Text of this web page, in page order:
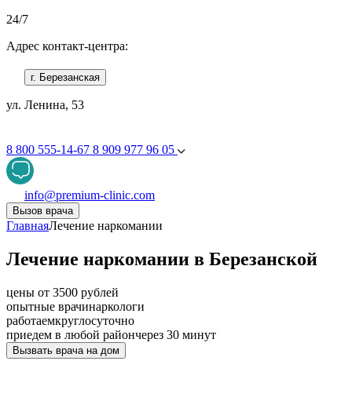
24/7
Адрес контакт-центра:
г. Березанская
ул. Ленина, 53
8 800 555-14-67 8 909 977 96 05
info@premium-clinic.com
Вызов врача
ГлавнаяЛечение наркомании
Лечение наркомании в Березанской
цены от 3500 рублей
опытные врачинаркологи
работаемкруглосуточно
приедем в любой райончерез 30 минут
Вызвать врача на дом